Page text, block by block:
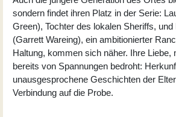
sondern findet ihren Platz in der Serie:
Green), Tochter des lokalen Sheriffs,
(Garrett Wareing), ein ambitionierter
Haltung, kommen sich näher. Ihre Liebe,
bereits von Spannungen bedroht:
unausgesprochene Geschichten der
Verbindung auf die Probe.